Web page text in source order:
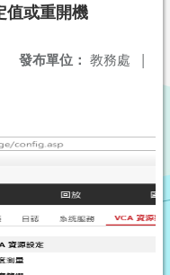
值或重開機
發布單位： 教務處 |